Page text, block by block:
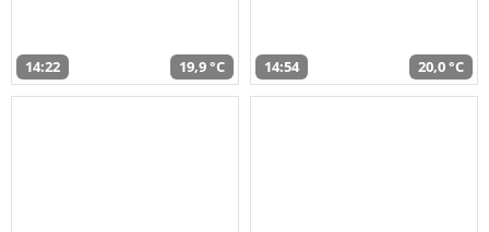
14:22 19,9 °C 14:54 20,0 °C